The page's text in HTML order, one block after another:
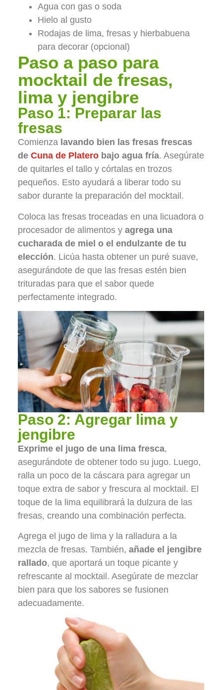
Agua con gas o soda
Hielo al gusto
Rodajas de lima, fresas y hierbabuena
para decorar (opcional)
Paso a paso para
mocktail de fresas,
lima y jengibre
Paso 1: Preparar las
fresas
Comienza lavando bien las fresas frescas
de Cuna de Platerobajo agua fría. Asegúrate
de quitarles el tallo y córtalas en trozos
pequeños. Esto ayudará a liberar todo su
sabor durante la preparación del mocktail.
Coloca las fresas troceadas en una licuadora o
procesador de alimentos y agrega una
cucharada de miel o el endulzante de tu
elección. Licúa hasta obtener un puré suave,
asegurándote de que las fresas estén bien
trituradas para que el sabor quede
perfectamente integrado.
Paso 2: Agregar lima y
jengibre
Exprime el jugo de una lima fresca,
asegurándote de obtener todo su jugo. Luego,
ralla un poco de la cáscara para agregar un
toque extra de sabor y frescura al mocktail. El
toque de la lima equilibrará la dulzura de las
fresas, creando una combinación perfecta.
Agrega el jugo de lima y la ralladura a la
mezcla de fresas. También, añade el jengibre
rallado, que aportará un toque picante y
refrescante al mocktail. Asegúrate de mezclar
bien para que los sabores se fusionen
adecuadamente.